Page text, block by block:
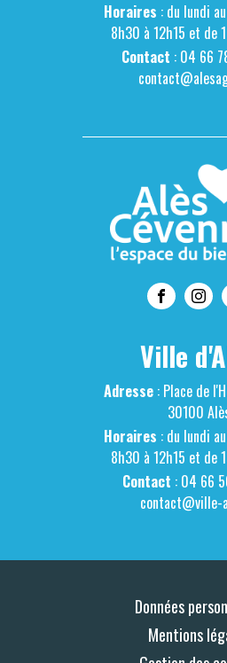
Horaires : du lundi
8h30 à 12h15 et de
Contact : 04 66
Ville
Adresse: Place de
30100
Horaires : du lundi
8h30 à 12h15 et de
Contact : 04 66
contact@ville-
Données
Mentions